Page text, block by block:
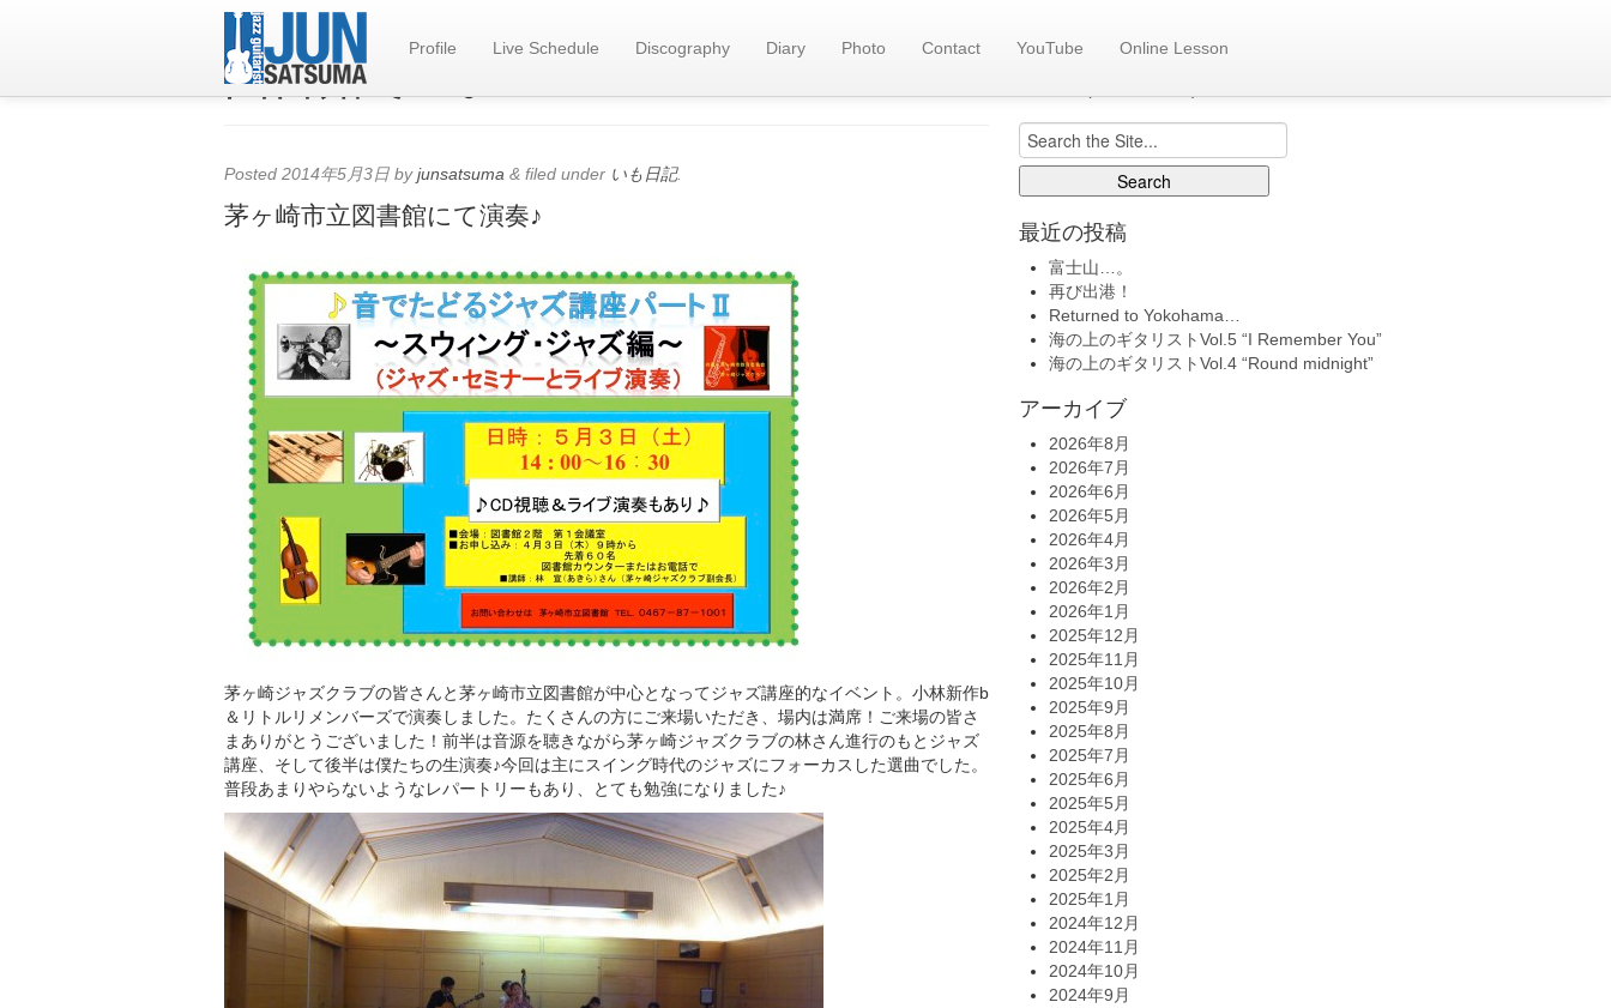
Profile Live Schedule Discography Diary Photo Contact YouTube Online Lesson
図書館で…。
Posted 2014年5月3日 byjunsatsuma & filed under いも日記.
茅ヶ崎市立図書館にて演奏♪
茅ヶ崎ジャズクラブの皆さんと茅ヶ崎市立図書館が中心となってジャズ講座的なイベント。小林新作b
＆リトルリメンバーズで演奏しました。たくさんの方にご来場いただき、場内は満席！ご来場の皆さ
まありがとうございました！前半は音源を聴きながら茅ヶ崎ジャズクラブの林さん進行のもとジャズ
講座、そして後半は僕たちの生演奏♪今回は主にスイング時代のジャズにフォーカスした選曲でした。
普段あまりやらないようなレパートリーもあり、とても勉強になりました♪
旧いも日記へ
Search
for:
最近の投稿
富士山…。
再び出港！
Returned to Yokohama…
海の上のギタリストVol.5 “I Remember You”
海の上のギタリストVol.4 “Round midnight”
アーカイブ
2026年8月
2026年7月
2026年6月
2026年5月
2026年4月
2026年3月
2026年2月
2026年1月
2025年12月
2025年11月
2025年10月
2025年9月
2025年8月
2025年7月
2025年6月
2025年5月
2025年4月
2025年3月
2025年2月
2025年1月
2024年12月
2024年11月
2024年10月
2024年9月